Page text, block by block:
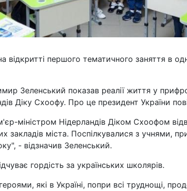
першого тематичного заняття в
Зеленський показав реалії життя у
Діку Схоофу. Про це президент України
міністром Нідерландів Діком Схоофом
закладів міста. Поспілкувалися з учнями,
- відзначив Зеленський.
гордість за українських школярів.
які в Україні, попри всі труднощі,